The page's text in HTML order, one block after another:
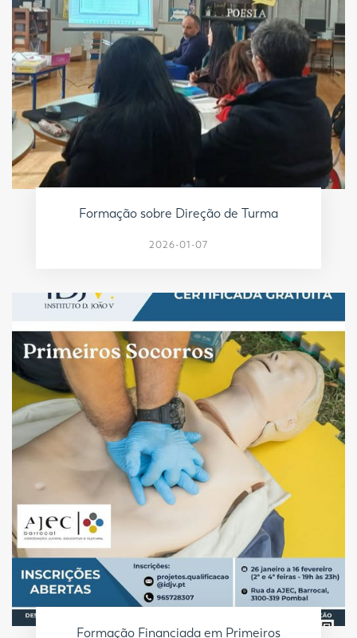
Formação sobre Direção de Turma
2026-01-07
Formação Financiada em Primeiros